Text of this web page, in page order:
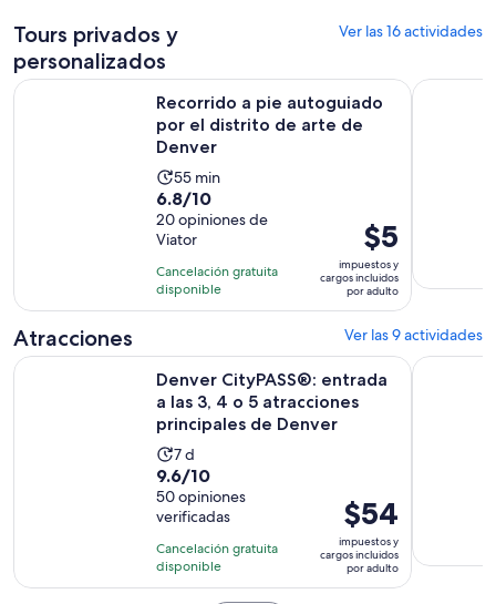
persona
Tours privados y
personalizados
Ver las 16 actividades
Recorrido a pie autoguiado
por el distrito de arte de
Denver
La
actividad
dura
55
minutos
55 min
6.8
de
10
con
20
opiniones
6.8/10
20 opiniones de
Viator
Cancelación gratuita
disponible
El
precio
es
de
por
adulto
$5
impuestos y
cargos incluidos
por adulto
Recorrido a pie autoguiado por el distrito de arte de Denver
Denver:
Atracciones Ver las 9 actividades
Denver CityPASS®: entrada
a las 3, 4 o 5 atracciones
principales de Denver
La
actividad
dura
7
días
7 d
9.6
de
10
con
50
opiniones
9.6/10
50 opiniones
verificadas
Cancelación gratuita
disponible
El
precio
es
de
$54
impuestos y
cargos incluidos
por adulto
Denver CityPASS®: entrada a las 3, 4 o 5 atraccionesEntrada